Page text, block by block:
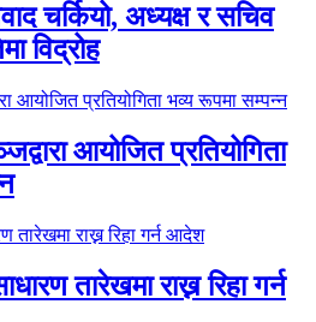
चर्कियो, अध्यक्ष र सचिव
विद्रोह
आयोजित प्रतियोगिता
तारेखमा राख्न रिहा गर्न